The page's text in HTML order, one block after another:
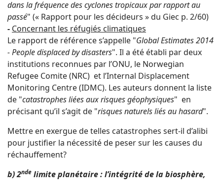
dans la fréquence des cyclones tropicaux par rapport au
passé" (« Rapport pour les décideurs » du Giec p. 2/60)
- Concernant les réfugiés climatiques
Le rapport de référence s’appelle "Global Estimates 2014
- People displaced by disasters". Il a été établi par deux
institutions reconnues par l’ONU, le Norwegian
Refugee Comite (NRC) et l’Internal Displacement
Monitoring Centre (IDMC). Les auteurs donnent la liste
de "catastrophes liées aux risques géophysiques" en
précisant qu’il s’agit de "risques naturels liés au hasard".
Mettre en exergue de telles catastrophes sert-il d’alibi
pour justifier la nécessité de peser sur les causes du
réchauffement?
b) 2nde limite planétaire : l’intégrité de la biosphère,